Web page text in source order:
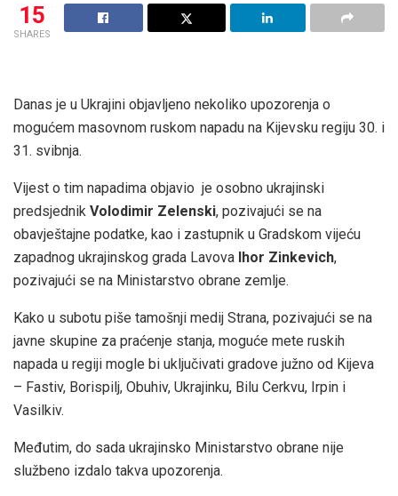
15
SHARES
Danas je u Ukrajini objavljeno nekoliko upozorenja o
mogućem masovnom ruskom napadu na Kijevsku regiju 30. i
31. svibnja.
Vijest o tim napadima objavio je osobno ukrajinski
predsjednik Volodimir Zelenski, pozivajući se na
obavještajne podatke, kao i zastupnik u Gradskom vijeću
zapadnog ukrajinskog grada Lavova Ihor Zinkevich,
pozivajući se na Ministarstvo obrane zemlje.
Kako u subotu piše tamošnji medij Strana, pozivajući se na
javne skupine za praćenje stanja, moguće mete ruskih
napada u regiji mogle bi uključivati ​​gradove južno od Kijeva
– Fastiv, Borispilj, Obuhiv, Ukrajinku, Bilu Cerkvu, Irpin i
Vasilkiv.
Međutim, do sada ukrajinsko Ministarstvo obrane nije
službeno izdalo takva upozorenja.